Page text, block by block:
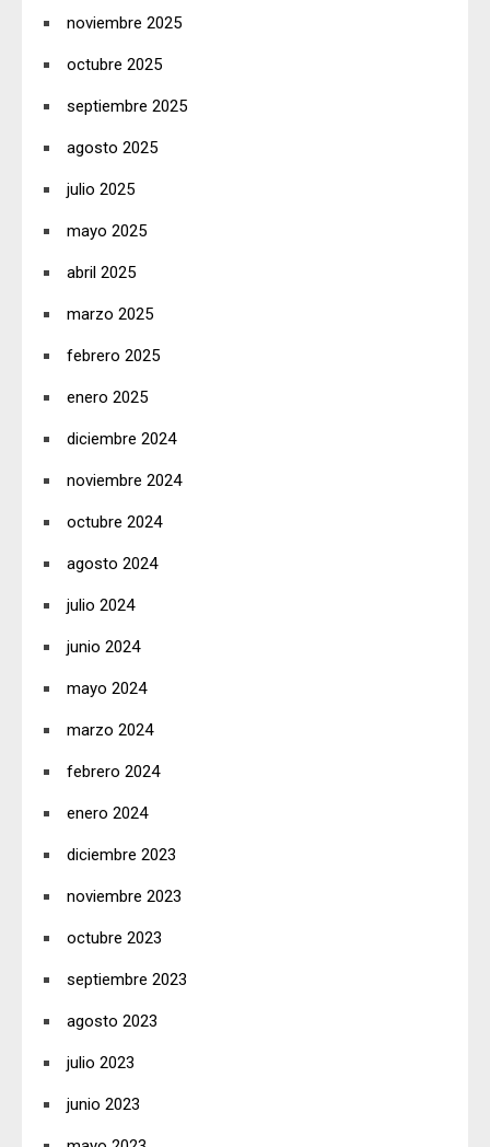
noviembre 2025
octubre 2025
septiembre 2025
agosto 2025
julio 2025
mayo 2025
abril 2025
marzo 2025
febrero 2025
enero 2025
diciembre 2024
noviembre 2024
octubre 2024
agosto 2024
julio 2024
junio 2024
mayo 2024
marzo 2024
febrero 2024
enero 2024
diciembre 2023
noviembre 2023
octubre 2023
septiembre 2023
agosto 2023
julio 2023
junio 2023